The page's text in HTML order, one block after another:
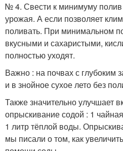
№ 4. Свести к минимуму
урожая. А если позволяет
поливать. При минимальном
вкусными и сахаристыми,
полностью уходят.
Важно : на почвах с глубоким
и в знойное сухое лето без
Также значительно улучшает
опрыскивание содой : 1
1 литр тёплой воды.
мы писали о том, как